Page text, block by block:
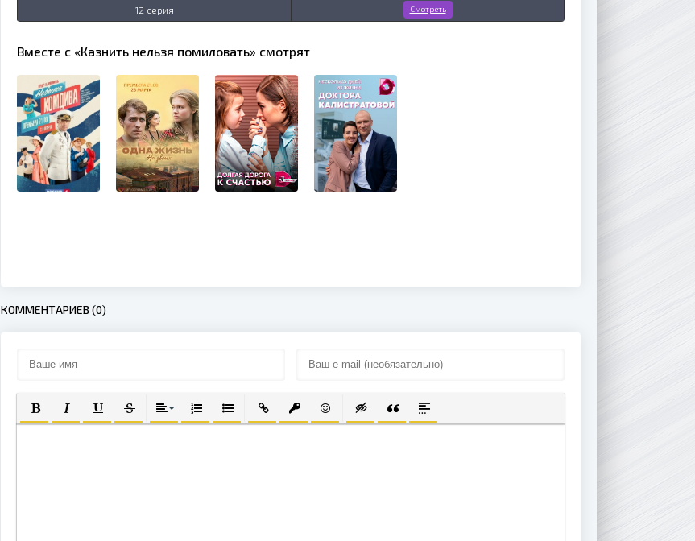
12 серия Смотреть
Вместе с «Казнить нельзя помиловать» смотрят
КОММЕНТАРИЕВ (0)
ПОЛУЖИРНЫЙ
КУРСИВПОДЧЕРКНУТЫЙ
ЗАЧЕРКНУТЫЙВЫРАВНИВАНИЕ
НУМЕРОВАННЫЙ СПИСОК
МАРКИРОВАННЫЙ СПИСОК
ВСТАВИТЬ ССЫЛКУ
ВСТАВИТЬ ЗАЩИЩЕННУЮ ССЫЛКУ
ВСТАВИТЬ СМАЙЛИК
ВСТАВКА СКРЫТОГО ТЕКСТА
ВСТАВКА ЦИТАТЫ
ВСТАВКА СПОЙЛЕРА